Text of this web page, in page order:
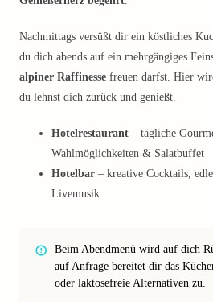
Nachmittags versüßt dir ein köstliches
du dich abends auf ein mehrgängiges
alpiner Raffinesse freuen darfst. Hier
du lehnst dich zurück und genießt.
Hotelrestaurant – tägliche
Wahlmöglichkeiten & Salatbuffet
Hotelbar – kreative Cocktails,
Livemusik
Beim Abendmenü wird auf dich
auf Anfrage bereitet dir das
oder laktosefreie Alternativen zu.